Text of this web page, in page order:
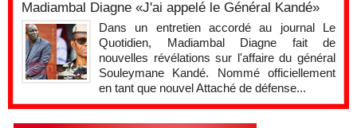
Madiambal Diagne «J'ai appelé le Général Kandé»
Dans un entretien accordé au journal Le
Quotidien, Madiambal Diagne fait de
nouvelles révélations sur l'affaire du général
Souleymane Kandé. Nommé officiellement
en tant que nouvel Attaché de défense...